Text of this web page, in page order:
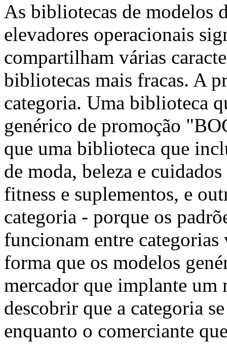
As bibliotecas de modelos
elevadores operacionais
compartilham várias
bibliotecas mais fracas. A
categoria. Uma biblioteca
genérico de promoção
que uma biblioteca que
de moda, beleza e
fitness e suplementos, e
categoria - porque os
funcionam entre
forma que os modelos
mercador que implante um
descobrir que a categoria
enquanto o comerciante